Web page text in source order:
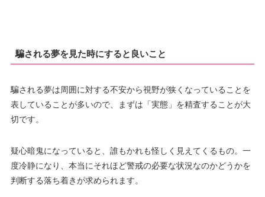
騙される夢を見た時にすると良いこと
騙される夢は周囲に対する不安から視野が狭くなっていることを
表していることが多いので、まずは「実態」を精査することが大
切です。
疑心暗鬼になっていると、誰もかれも怪しく見えてくるもの。一
度冷静になり、本当にそれほど警戒の必要な状況なのかどうかを
判断する落ち着きが求められます。